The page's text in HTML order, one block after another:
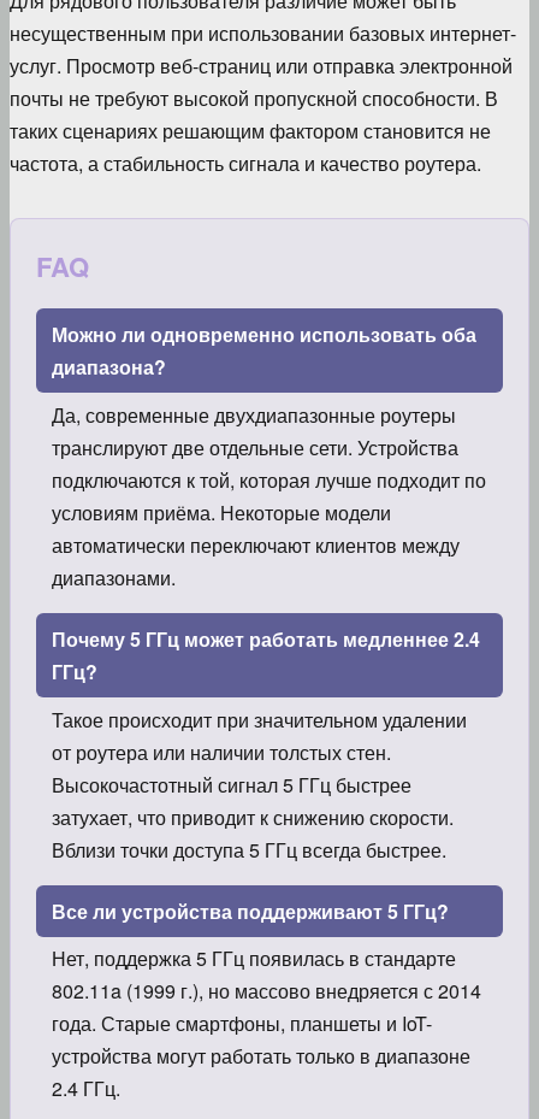
несущественным при использовании базовых интернет-
услуг. Просмотр веб-страниц или отправка электронной
почты не требуют высокой пропускной способности. В
таких сценариях решающим фактором становится не
частота, а стабильность сигнала и качество роутера.
FAQ
Можно ли одновременно использовать оба
диапазона?
Да, современные двухдиапазонные роутеры
транслируют две отдельные сети. Устройства
подключаются к той, которая лучше подходит по
условиям приёма. Некоторые модели
автоматически переключают клиентов между
диапазонами.
Почему 5 ГГц может работать медленнее 2.4
ГГц?
Такое происходит при значительном удалении
от роутера или наличии толстых стен.
Высокочастотный сигнал 5 ГГц быстрее
затухает, что приводит к снижению скорости.
Вблизи точки доступа 5 ГГц всегда быстрее.
Все ли устройства поддерживают 5 ГГц?
Нет, поддержка 5 ГГц появилась в стандарте
802.11a (1999 г.), но массово внедряется с 2014
года. Старые смартфоны, планшеты и IoT-
устройства могут работать только в диапазоне
2.4 ГГц.